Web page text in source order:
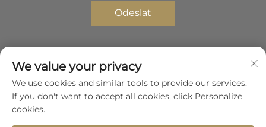
Odeslat
Autorská práva © 2026 Shenzhen Zhongda Composites
Co., Ltd. Všechna práva vyhrazena.
Zásady
ochrany soukromí
We value your privacy
We use cookies and similar tools to provide our services.
If you don't want to accept all cookies, click Personalize
cookies.